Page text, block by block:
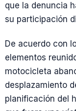
que la denuncia
su participación
De acuerdo con
elementos
motocicleta
desplazamiento
planificación del